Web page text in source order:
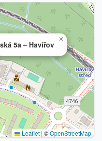
5a – Havířov
×
Leaflet | ©OpenStreetMap